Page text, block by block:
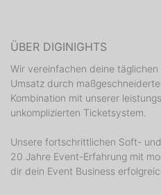
ÜBER DIGINIGHTS
Wir vereinfachen deine
Umsatz durch
Kombination mit unserer
unkomplizierten Ticketsystem.
Unsere fortschrittlichen Soft-
20 Jahre Event-Erfahrung mit
dir dein Event Business